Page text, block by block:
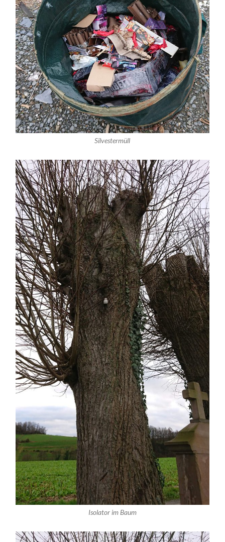
Silvestermüll
Isolator im Baum